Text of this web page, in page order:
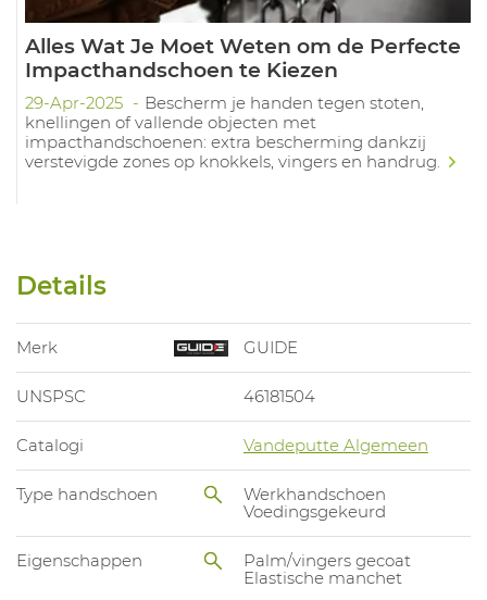
Alles Wat Je Moet Weten om de Perfecte
Impacthandschoen te Kiezen
29-Apr-2025
Bescherm je handen tegen stoten,
knellingen of vallende objecten met
impacthandschoenen: extra bescherming dankzij
verstevigde zones op knokkels, vingers en handrug.
Details
Merk GUIDE
UNSPSC 46181504
Catalogi Vandeputte Algemeen
Type handschoen
Werkhandschoen
Voedingsgekeurd
Eigenschappen
Palm/vingers gecoat
Elastische manchet